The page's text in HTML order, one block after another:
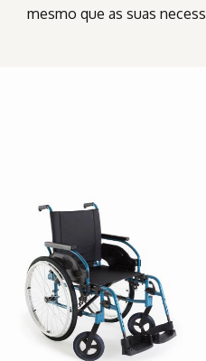
mesmo que as suas